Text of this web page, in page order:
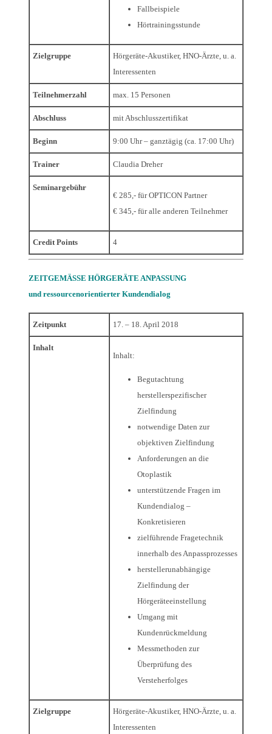
Fallbeispiele
Hörtrainingsstunde
Zielgruppe
Hörgeräte-Akustiker, HNO-Ärzte, u. a.
Interessenten
Teilnehmerzahl max. 15 Personen
Abschluss mit Abschlusszertifikat
Beginn 9:00 Uhr – ganztägig (ca. 17:00 Uhr)
Trainer Claudia Dreher
Seminargebühr
€ 285,- für OPTICON Partner
€ 345,- für alle anderen Teilnehmer
Credit Points 4
ZEITGEMÄSSE HÖRGERÄTE ANPASSUNG
und ressourcenorientierter Kundendialog
Zeitpunkt 17. – 18. April 2018
Inhalt
Inhalt:
Begutachtung
herstellerspezifischer
Zielfindung
notwendige Daten zur
objektiven Zielfindung
Anforderungen an die
Otoplastik
unterstützende Fragen im
Kundendialog –
Konkretisieren
zielführende Fragetechnik
innerhalb des Anpassprozesses
herstellerunabhängige
Zielfindung der
Hörgeräteeinstellung
Umgang mit
Kundenrückmeldung
Messmethoden zur
Überprüfung des
Versteherfolges
Zielgruppe
Hörgeräte-Akustiker, HNO-Ärzte, u. a.
Interessenten